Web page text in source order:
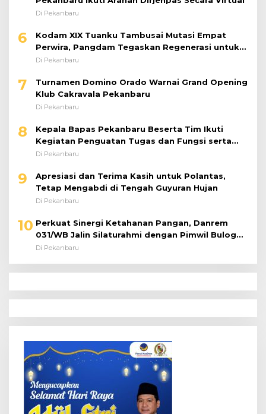
Kodam XIX Tuanku Tambusai Mutasi Empat
Perkuat Kinerja Satuan
Di Pekanbaru
Turnamen Domino Orado Warnai Grand Opening
Di Pekanbaru
Kepala Bapas Pekanbaru Beserta Tim Ikuti
Paparan Penempatan WBP ke Lapas Terbuka
Di Pekanbaru
Apresiasi dan Terima Kasih untuk Polantas,
Di Pekanbaru
Perkuat Sinergi Ketahanan Pangan, Danrem
Riau dan Kepri
Di Pekanbaru